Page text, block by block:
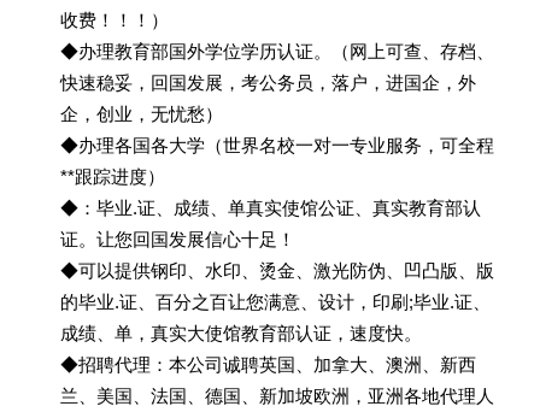
收费！！！）
◆办理教育部国外学位学历认证。（网上可查、存档、
快速稳妥，回国发展，考公务员，落户，进国企，外
企，创业，无忧愁）
◆办理各国各大学（世界名校一对一专业服务，可全程
**跟踪进度）
◆：毕业.证、成绩、单真实使馆公证、真实教育部认
证。让您回国发展信心十足！
◆可以提供钢印、水印、烫金、激光防伪、凹凸版、版
的毕业.证、百分之百让您满意、设计，印刷;毕业.证、
成绩、单，真实大使馆教育部认证，速度快。
◆招聘代理：本公司诚聘英国、加拿大、澳洲、新西
兰、美国、法国、德国、新加坡欧洲，亚洲各地代理人